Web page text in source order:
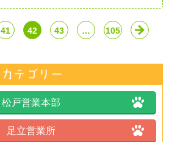
41 42 43 … 105
松戸営業本部
足立営業所